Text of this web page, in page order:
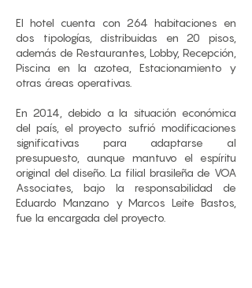
El hotel cuenta con 264 habitaciones en
dos tipologías, distribuidas en 20 pisos,
además de Restaurantes, Lobby, Recepción,
Piscina en la azotea, Estacionamiento y
otras áreas operativas.
En 2014, debido a la situación económica
del país, el proyecto sufrió modificaciones
significativas para adaptarse al
presupuesto, aunque mantuvo el espíritu
original del diseño. La filial brasileña de VOA
Associates, bajo la responsabilidad de
Eduardo Manzano y Marcos Leite Bastos,
fue la encargada del proyecto.